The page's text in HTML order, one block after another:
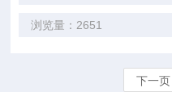
浏览量：2651
下一页